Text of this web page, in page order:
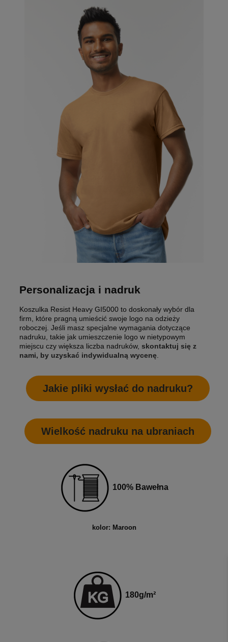
Personalizacja i nadruk
Koszulka Resist Heavy GI5000 to doskonały wybór dla
firm, które pragną umieścić swoje logo na odzieży
roboczej. Jeśli masz specjalne wymagania dotyczące
nadruku, takie jak umieszczenie logo w nietypowym
miejscu czy większa liczba nadruków, skontaktuj się z
nami, by uzyskać indywidualną wycenę
Jakie pliki wysłać do nadruku?
Wielkość nadruku na ubraniach
100% Bawełna
kolor: Maroon
180g/m²